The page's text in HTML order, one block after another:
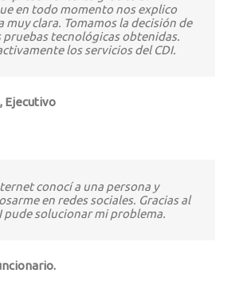
en todo momento nos explico
muy clara. Tomamos la decisión de
pruebas tecnológicas obtenidas.
los servicios del CDI.
Ejecutivo
conocí a una persona y
en redes sociales. Gracias al
pude solucionar mi problema.